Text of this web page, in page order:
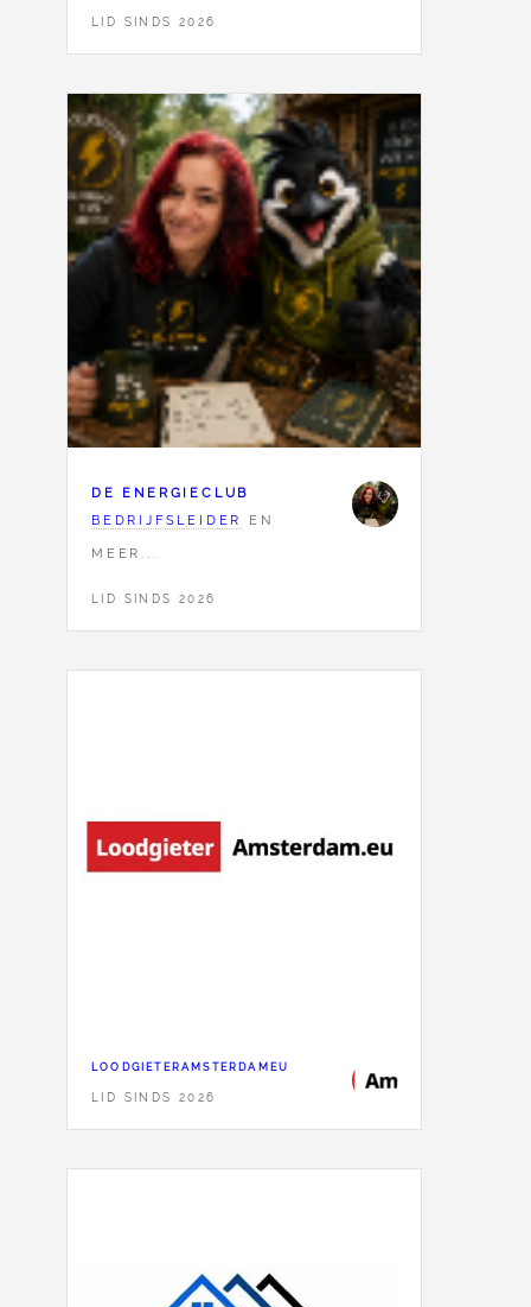
LID SINDS 2026
DE ENERGIECLUB
BEDRIJFSLEIDER
EN
MEER...
LID SINDS 2026
LOODGIETERAMSTERDAMEU
LID SINDS 2026